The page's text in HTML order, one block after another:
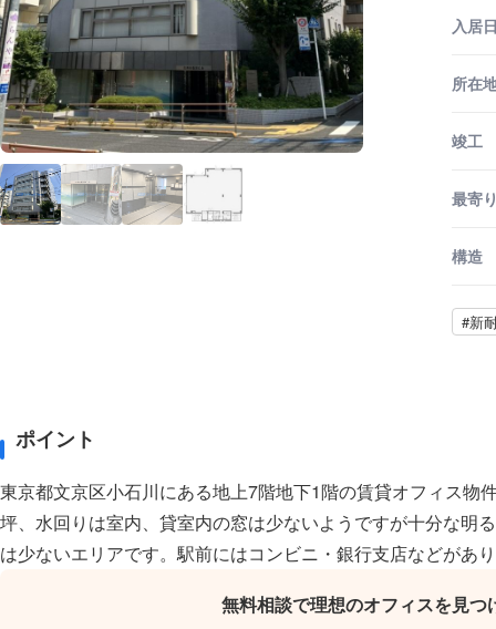
入居
所在
竣工
最寄
構造
#新
ポイント
東京都文京区小石川にある地上7階地下1階の賃貸オフィス
坪、水回りは室内、貸室内の窓は少ないようですが十分な明
は少ないエリアです。駅前にはコンビニ・銀行支店などがあ
無料相談で理想のオフィスを見つ